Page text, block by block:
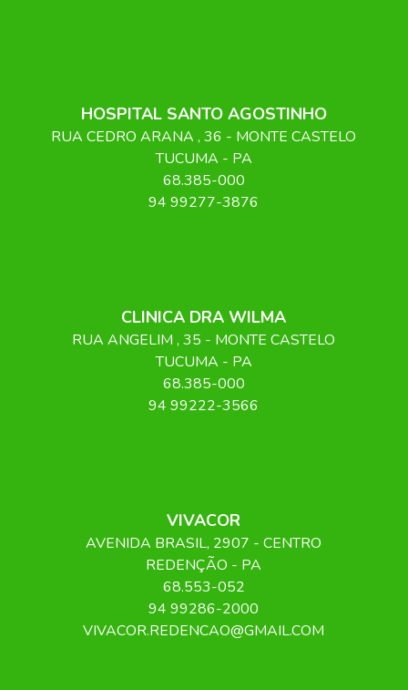
HOSPITAL SANTO AGOSTINHO
RUA CEDRO ARANA, 36 - MONTE CASTELO
TUCUMA - PA
68.385-000
94 99277-3876
CLINICA DRA WILMA
RUA ANGELIM, 35 - MONTE CASTELO
TUCUMA - PA
68.385-000
94 99222-3566
VIVACOR
AVENIDA BRASIL, 2907 - CENTRO
REDENÇÃO - PA
68.553-052
94 99286-2000
VIVACOR.REDENCAO@GMAIL.COM